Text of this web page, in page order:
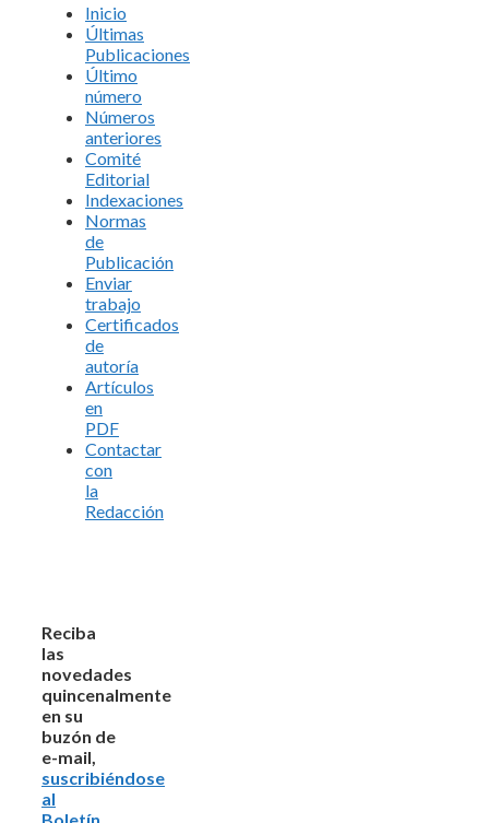
Inicio
Últimas
Publicaciones
Último
número
Números
anteriores
Comité
Editorial
Indexaciones
Normas
de
Publicación
Enviar
trabajo
Certificados
de
autoría
Artículos
en
PDF
Contactar
con
la
Redacción
Reciba
las
novedades
quincenalmente
en su
buzón de
e-mail,
suscribiéndose
al